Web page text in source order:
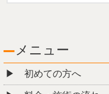
お客様の声
医師・アスリート